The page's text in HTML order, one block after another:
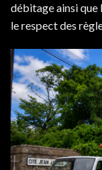
débitage ainsi que
le respect des